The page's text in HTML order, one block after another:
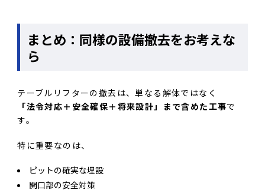
まとめ：同様の設備撤去をお考えな
ら
テーブルリフターの撤去は、単なる解体ではなく
「法令対応＋安全確保＋将来設計」まで含めた工事で
す。
特に重要なのは、
ピットの確実な埋設
開口部の安全対策